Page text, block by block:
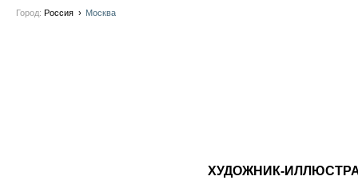
Город: Россия › Москва
ХУДОЖНИК-